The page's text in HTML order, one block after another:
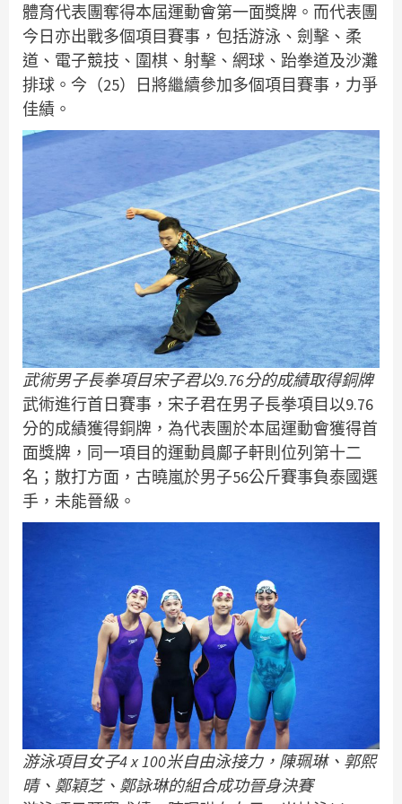
體育代表團奪得本屆運動會第一面獎牌。而代表團
今日亦出戰多個項目賽事，包括游泳、劍擊、柔
道、電子競技、圍棋、射擊、網球、跆拳道及沙灘
排球。今（25）日將繼續參加多個項目賽事，力爭
佳績。
武術男子長拳項目宋子君以9.76分的成績取得銅牌
武術進行首日賽事，宋子君在男子長拳項目以9.76
分的成績獲得銅牌，為代表團於本屆運動會獲得首
面獎牌，同一項目的運動員鄺子軒則位列第十二
名；散打方面，古曉嵐於男子56公斤賽事負泰國選
手，未能晉級。
游泳項目女子4 x 100米自由泳接力，陳珮琳、郭熙
晴、鄭穎芝、鄭詠琳的組合成功晉身決賽